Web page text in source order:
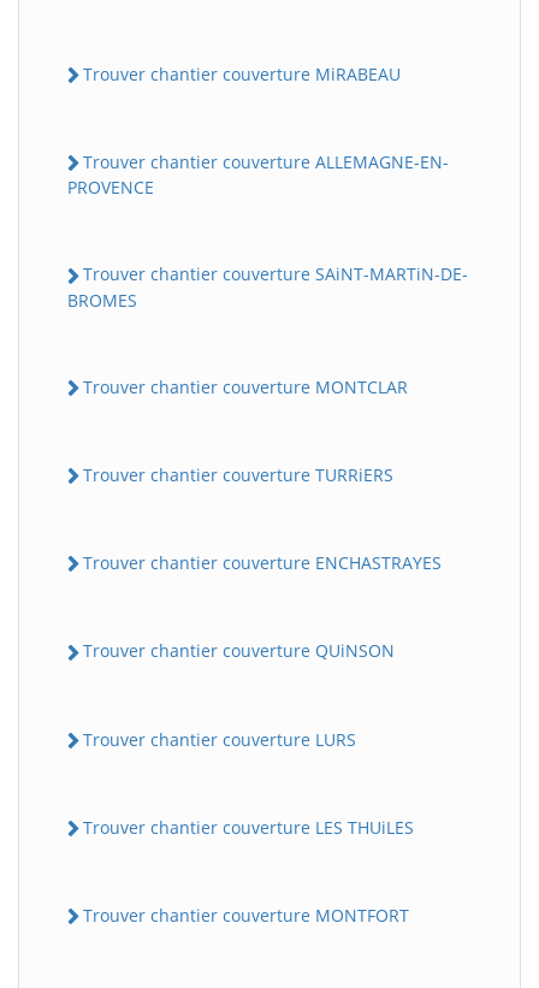
Trouver chantier couverture MiRABEAU
Trouver chantier couverture ALLEMAGNE-EN-
PROVENCE
Trouver chantier couverture SAiNT-MARTiN-DE-
BROMES
Trouver chantier couverture MONTCLAR
Trouver chantier couverture TURRiERS
Trouver chantier couverture ENCHASTRAYES
Trouver chantier couverture QUiNSON
Trouver chantier couverture LURS
Trouver chantier couverture LES THUiLES
Trouver chantier couverture MONTFORT